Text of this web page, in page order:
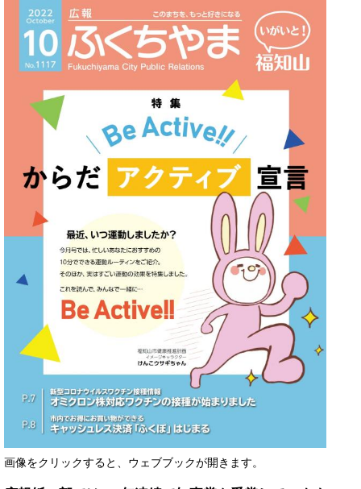
画像をクリックすると、ウェブブックが開きます。